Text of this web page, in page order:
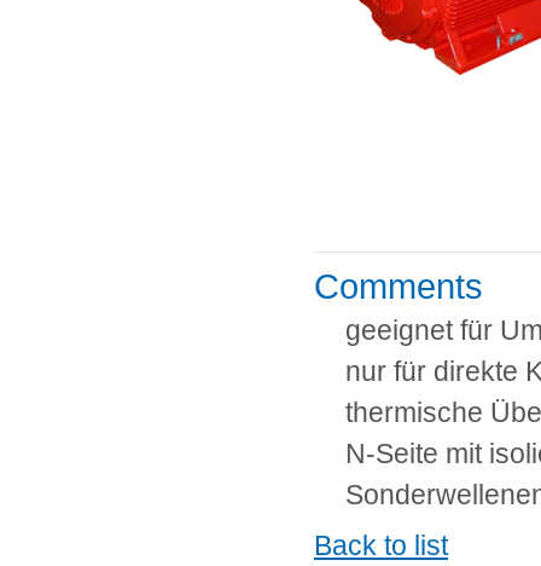
Comments
geeignet für
nur für direkte
thermische
N-Seite mit
Back to list